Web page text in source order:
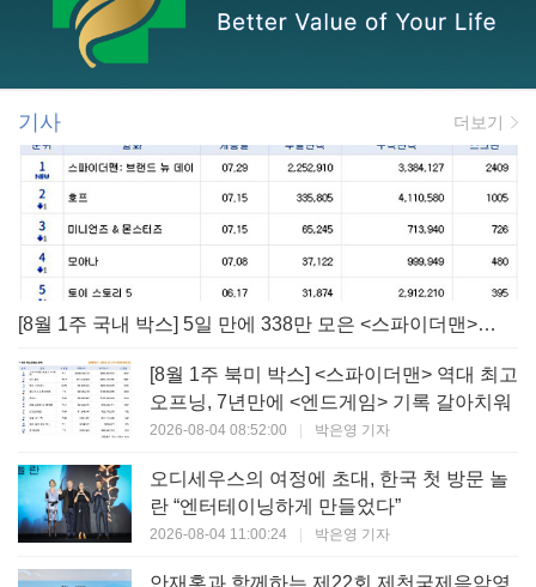
기사 더보기
[8월 1주 국내 박스] 5일 만에 338만 모은 <스파이더맨> 극장가 235% 대반등, <호프>는 400만 돌파
[8월 1주 북미 박스] <스파이더맨> 역대 최고
오프닝, 7년만에 <엔드게임> 기록 갈아치워
2026-08-04 08:52:00 | 박은영 기자
오디세우스의 여정에 초대, 한국 첫 방문 놀
란 “엔터테이닝하게 만들었다”
2026-08-04 11:00:24 | 박은영 기자
안재홍과 함께하는 제22회 제천국제음악영